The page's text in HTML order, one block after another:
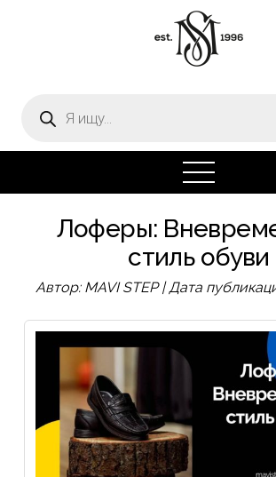
товаров
открыть
меню
Лоферы:
стиль обуви
Автор:MAVI STEP |Дата